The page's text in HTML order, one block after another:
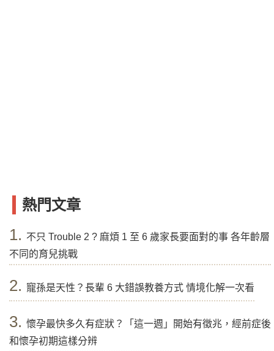
熱門文章
1. 不只 Trouble 2 ? 麻煩 1 至 6 歲家長要面對的事 各年齡層
不同的育兒挑戰
2. 寵孫是天性？長輩 6 大錯誤教養方式 情境化解一次看
3. 懷孕最快多久有症狀？「這一週」開始有徵兆，經前症後
和懷孕初期這樣分辨